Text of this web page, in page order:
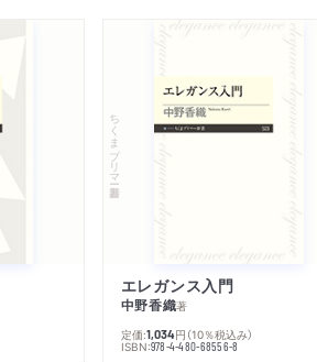
読書亡羊」で紹介されました。（評者
が選ぶ３冊」で紹介されました。（評
出演しました。「戦争の「終わり」から
演しました。「鶴岡路人×千々和泰明
ちくまプリマー新書
エレガンス入門
中野香織著
定価:1,034円 （10％税込み）
ISBN:978-4-480-68556-8